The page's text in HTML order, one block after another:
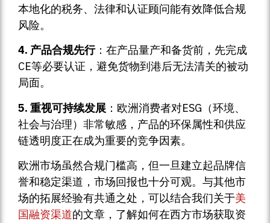
本地化的税务、法律和认证顾问能有效降低合规
风险。
4. 产品合规先行：在产品量产和备货前，先完成
CE等必要认证，避免货物到港后无法清关的被动
局面。
5. 重视可持续发展 ：欧洲消费者对ESG（环境、
社会与治理）非常敏感，产品的环保属性和供应
链透明度正在成为重要的竞争因素。
欧洲市场虽然合规门槛高，但一旦建立起品牌信
誉和稳定渠道，市场回报也十分可观。与其他市
场的拓展经验有共通之处，可以结合我们关于美
国融资渠道的文章，了解如何在西方市场获取资